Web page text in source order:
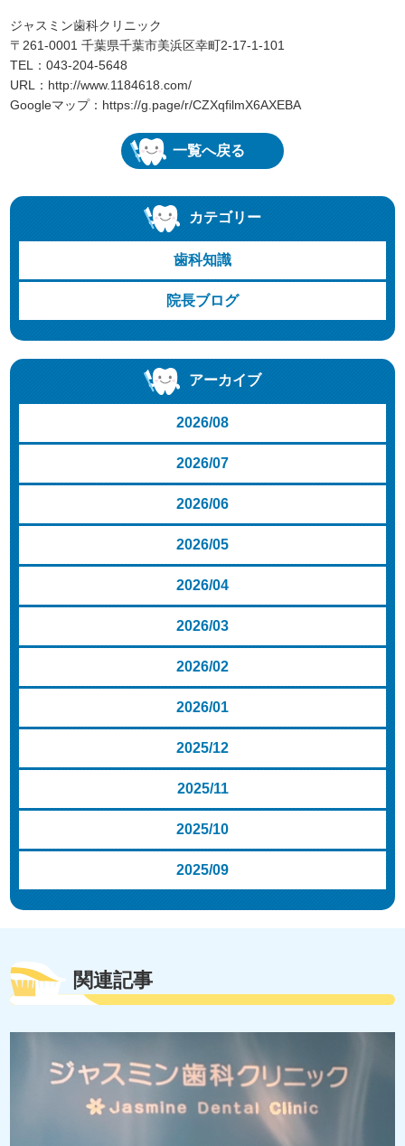
ジャスミン歯科クリニック
〒261-0001 千葉県千葉市美浜区幸町2-17-1-101
TEL：043-204-5648
URL： http://www.1184618.com/
Googleマップ： https://g.page/r/CZXqfilmX6AXEBA
一覧へ戻る
カテゴリー
歯科知識
院長ブログ
アーカイブ
2026/08
2026/07
2026/06
2026/05
2026/04
2026/03
2026/02
2026/01
2025/12
2025/11
2025/10
2025/09
関連記事